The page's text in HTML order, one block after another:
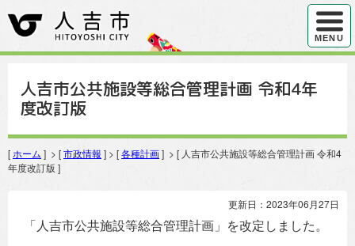
ハンバ
MENU
人吉市公共施設等総合管理計画 令和4年
度改訂版
[ ホーム ] > [市政情報 ] > [各種計画] > [ 人吉市公共施設等総合管理計画 令和4
年度改訂版 ]
更新日：2023年06月27日
「人吉市公共施設等総合管理計画」を改定しました。